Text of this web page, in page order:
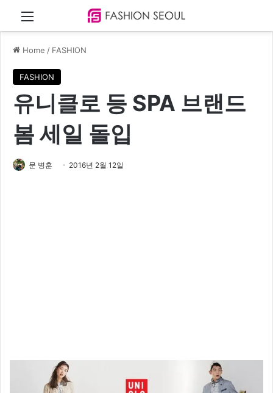
Home / FASHION
FASHION
유니클로 등 SPA 브랜드
봄 세일 돌입
문 병훈 2016년 2월 12일